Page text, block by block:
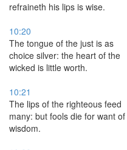
refraineth his lips is wise.
10:20
The tongue of the just is as
choice silver: the heart of the
wicked is little worth.
10:21
The lips of the righteous feed
many: but fools die for want of
wisdom.